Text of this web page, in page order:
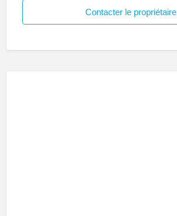
Contacter le propriétaire